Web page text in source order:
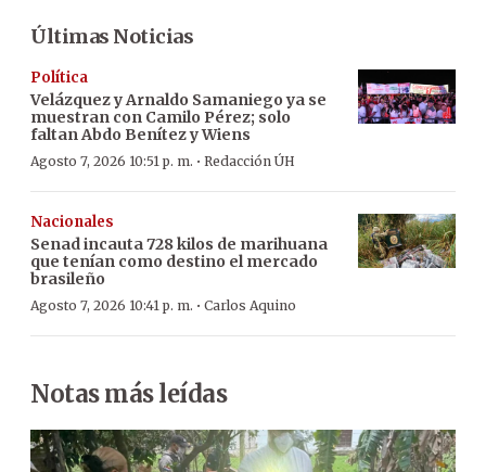
Últimas Noticias
Política
Velázquez y Arnaldo Samaniego ya se
muestran con Camilo Pérez; solo
faltan Abdo Benítez y Wiens
Agosto 7, 2026 10:51 p. m. · Redacción ÚH
Nacionales
Senad incauta 728 kilos de marihuana
que tenían como destino el mercado
brasileño
Agosto 7, 2026 10:41 p. m. · Carlos Aquino
Notas más leídas